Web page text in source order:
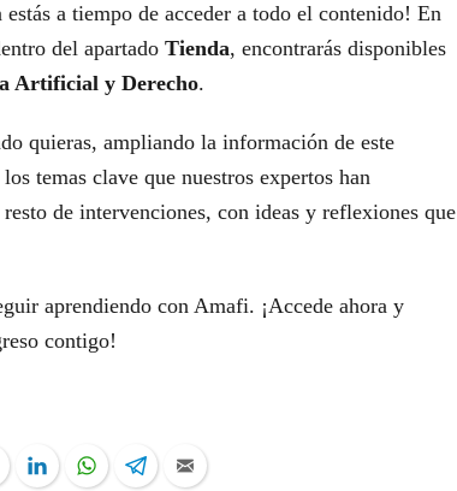
a tiempo de acceder a todo el contenido! En
del apartado Tienda, encontrarás disponibles
Artificial y Derecho.
quieras, ampliando la información de este
temas clave que nuestros expertos han
de intervenciones, con ideas y reflexiones que
aprendiendo con Amafi. ¡Accede ahora y
contigo!
FacebookLinkedInWhatsAppTelegramEmail